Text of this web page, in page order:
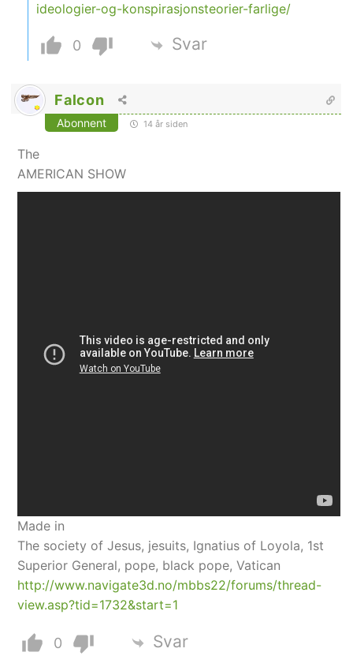
ideologier-og-konspirasjonsteorier-farlige/
0 Svar
Falcon
Abonnent 14 år siden
The
AMERICAN SHOW
Made in
The society of Jesus, jesuits, Ignatius of Loyola, 1st
Superior General, pope, black pope, Vatican
http://www.navigate3d.no/mbbs22/forums/thread-
view.asp?tid=1732&start=1
0 Svar